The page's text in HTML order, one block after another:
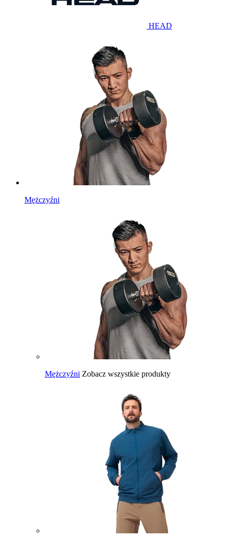
HEAD
Mężczyźni
Mężczyźni Zobacz wszystkie produkty